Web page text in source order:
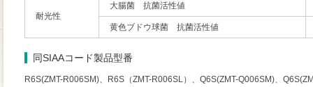
耐光性
大腸菌 抗菌活性値
黄色ブドウ球菌 抗菌活性値
同SIAAコード製品型番
R6S(ZMT-R006SM)、R6S（ZMT-R006SL）、Q6S(ZMT-Q006SM)、